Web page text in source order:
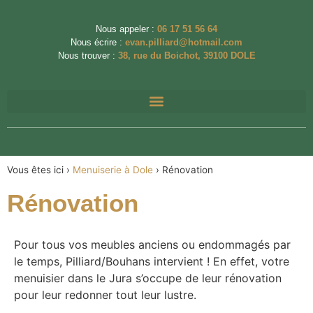
Nous appeler : 06 17 51 56 64
Nous écrire : evan.pilliard@hotmail.com
Nous trouver : 38, rue du Boichot, 39100 DOLE
Vous êtes ici › Menuiserie à Dole › Rénovation
Rénovation
Pour tous vos meubles anciens ou endommagés par
le temps, Pilliard/Bouhans intervient ! En effet, votre
menuisier dans le Jura s’occupe de leur rénovation
pour leur redonner tout leur lustre.